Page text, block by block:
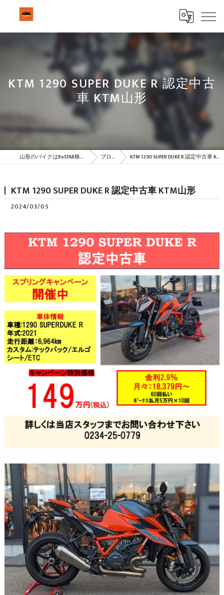
KTM 1290 SUPER DUKE R 認定中古
車 KTM山形
山形のバイクはBeSTAR株式会社 ブログ KTM 1290 SUPER DUKE R 認定中古車 KTM山形
KTM 1290 SUPER DUKE R 認定中古車 KTM山形
2024/03/05